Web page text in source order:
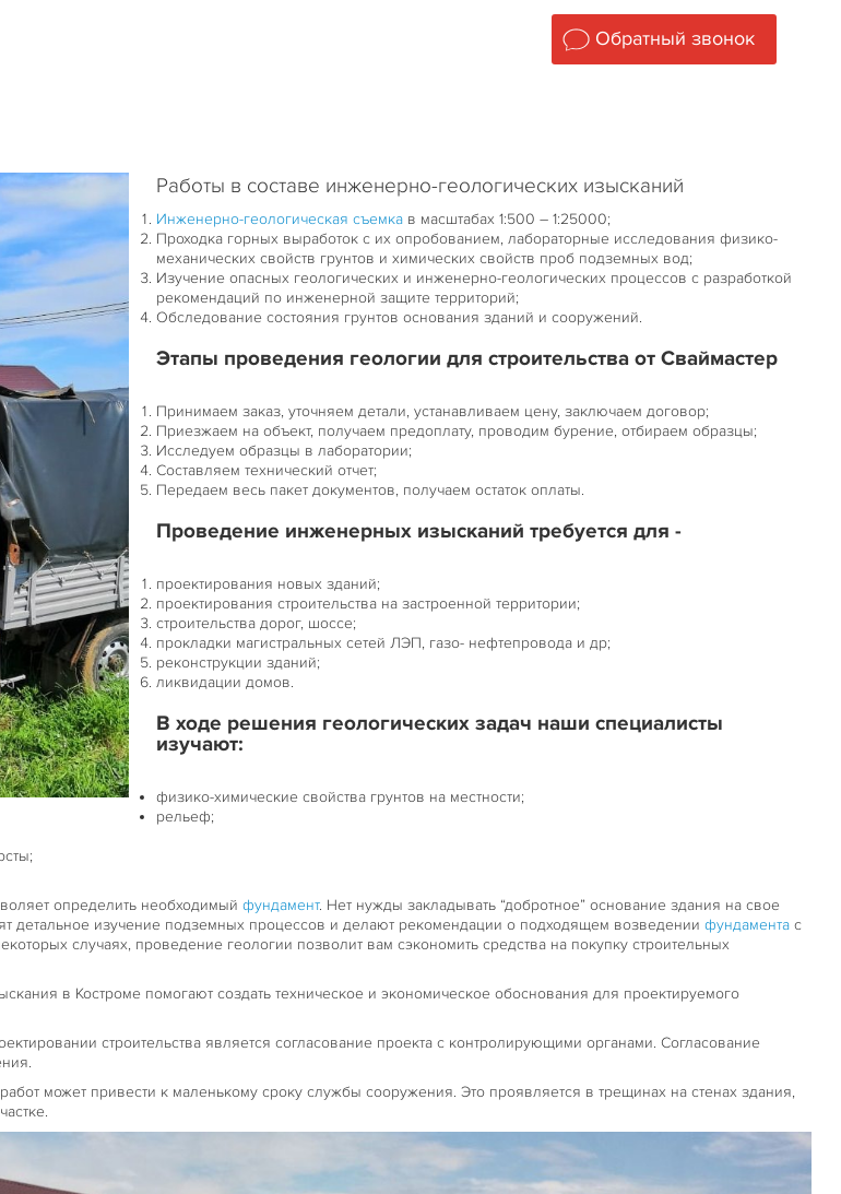
Обратный звонок
Работы в составе инженерно-геологических изысканий
Инженерно-геологическая съемка в масштабах 1:500 – 1:25000;
Проходка горных выработок с их опробованием, лабораторные исследования физико-
механических свойств грунтов и химических свойств проб подземных вод;
Изучение опасных геологических и инженерно-геологических процессов с разработкой
рекомендаций по инженерной защите территорий;
Обследование состояния грунтов основания зданий и сооружений.
Этапы проведения геологии для строительства от Сваймастер
Принимаем заказ, уточняем детали, устанавливаем цену, заключаем договор;
Приезжаем на объект, получаем предоплату, проводим бурение, отбираем образцы;
Исследуем образцы в лаборатории;
Составляем технический отчет;
Передаем весь пакет документов, получаем остаток оплаты.
Проведение инженерных изысканий требуется для -
проектирования новых зданий;
проектирования строительства на застроенной территории;
строительства дорог, шоссе;
прокладки магистральных сетей ЛЭП, газо- нефтепровода и др;
реконструкции зданий;
ликвидации домов.
В ходе решения геологических задач наши специалисты
изучают:
физико-химические свойства грунтов на местности;
рельеф;
определить необходимыйфундамент. Нет нужды закладывать “добротное” основание здания на свое
детальное изучение подземных процессов и делают рекомендации о подходящем возведениифундамента с
случаях, проведение геологии позволит вам сэкономить средства на покупку строительных
в Костроме помогают создать техническое и экономическое обоснования для проектируемого
строительства является согласование проекта с контролирующими органами. Согласование
может привести к маленькому сроку службы сооружения. Это проявляется в трещинах на стенах здания,